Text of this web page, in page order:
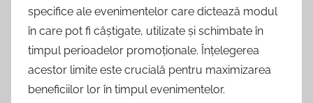
specifice ale evenimentelor care dictează modul
în care pot fi câștigate, utilizate și schimbate în
timpul perioadelor promoționale. Înțelegerea
acestor limite este crucială pentru maximizarea
beneficiilor lor în timpul evenimentelor.